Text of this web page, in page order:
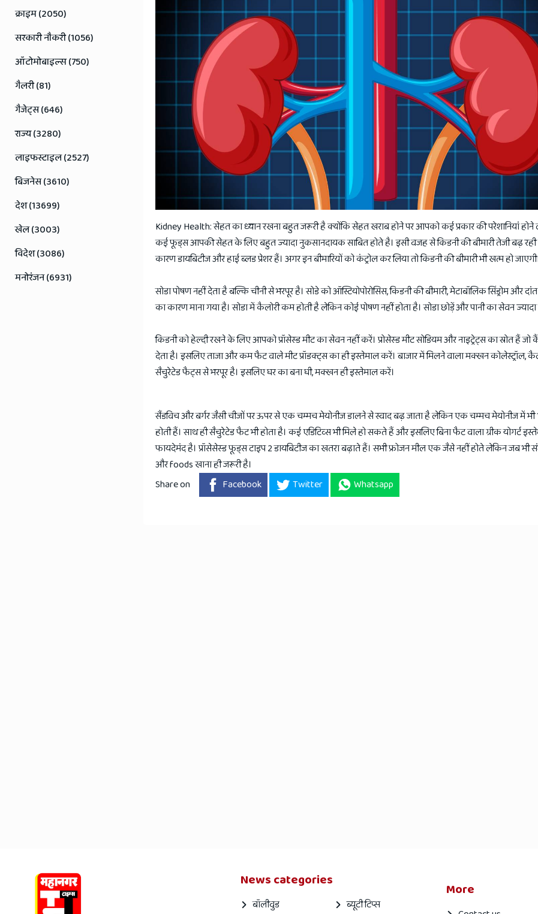
Kidney Health: सेहत का ध्यान रखना बहुत जरूरी है क्योंकि सेहत खराब होने पर आपको कई प्रकार की परेशानियां होने
कई फूड्स आपकी सेहत के लिए बहुत ज्यादा नुकसानदायक साबित होते है। इसी वजह से किडनी की बीमारी तेजी बढ़
कारण डायबिटीज और हाई ब्लड प्रेशर हैं। अगर इन बीमारियों को कंट्रोल कर लिया तो किडनी की बीमारी भी खत्म हो
सोडा पोषण नहीं देता है बल्कि चीनी से भरपूर है। सोडे को ऑस्टियोपोरोसिस, किडनी की बीमारी, मेटाबॉलिक सिंड्रोम और दांत
का कारण माना गया है। सोडा में कैलोरी कम होती है लेकिन कोई पोषण नहीं होता है। सोडा छोड़ें और पानी का सेवन
किडनी को हेल्दी रखने के लिए आपको प्रॉसेस्ड मीट का सेवन नहीं करें। प्रोसेस्ड मीट सोडियम और नाइट्रेट्स का स्रोत हैं
देता है। इसलिए ताजा और कम फैट वाले मीट प्रॉडक्ट्स का ही इस्तेमाल करें। बाजार में मिलने वाला मक्खन कोलेस्ट्रॉल,
सैचुरेटेड फैट्स से भरपूर है। इसलिए घर का बना घी, मक्खन ही इस्तेमाल करें।
सैंडविच और बर्गर जैसी चीजों पर ऊपर से एक चम्मच मेयोनीज डालने से स्वाद बढ़ जाता है लेकिन एक चम्मच मेयोनीज में भी
होती हैं। साथ ही सैचुरेटेड फैट भी होता है। कई एडिटिव्स भी मिले हो सकते हैं और इसलिए बिना फैट वाला ग्रीक योगर्ट
फायदेमंद है। प्रॉसेसेस्ड फूड्स टाइप 2 डायबिटीज का खतरा बढ़ाते हैं। सभी फ्रोजन मील एक जैसे नहीं होते लेकिन जब भी
और foods खाना ही जरूरी है।
Share on
Facebook Twitter Whatsapp
क्राइम (2050)
सरकारी नौकरी (1056)
ऑटोमोबाइल्स (750)
गैलरी (81)
गैजेट्स (646)
राज्य (3280)
लाइफस्टाइल (2527)
बिजनेस (3610)
देश (13699)
खेल (3003)
विदेश (3086)
मनोरंजन (6931)
News categories
बॉलीवुड ब्यूटी टिप्स
More